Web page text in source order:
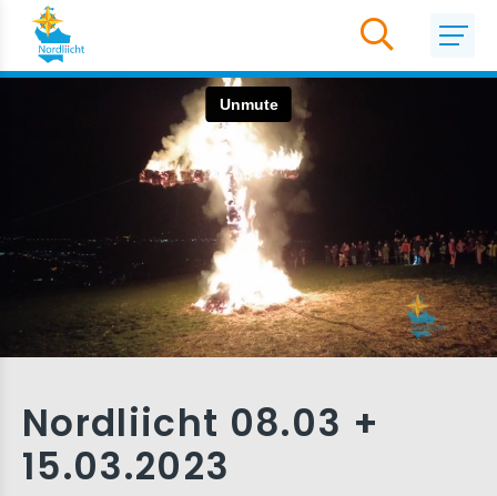
Nordliicht 08.03 +
15.03.2023